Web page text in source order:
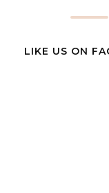
LIKE US ON